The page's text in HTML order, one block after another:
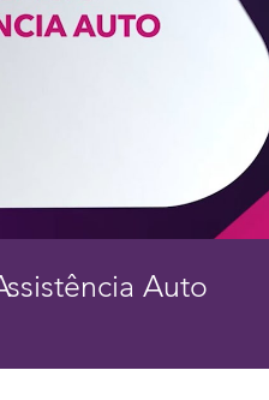
Reproduzir vídeo
Auto